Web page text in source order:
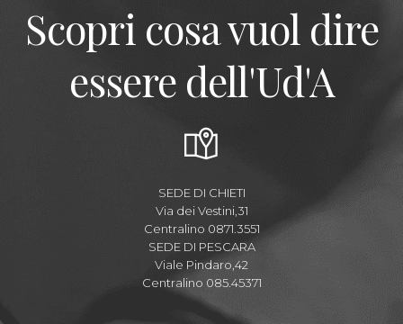
Scopri cosa vuol dire
essere dell'Ud'A
SEDE DI CHIETI
Via dei Vestini,31
Centralino 0871.3551
SEDE DI PESCARA
Viale Pindaro,42
Centralino 085.45371